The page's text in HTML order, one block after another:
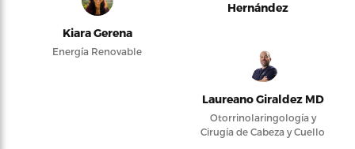
Kiara Gerena
Energía Renovable
Hernández
Laureano Giraldez MD
Otorrinolaringología y
Cirugía de Cabeza y Cuello